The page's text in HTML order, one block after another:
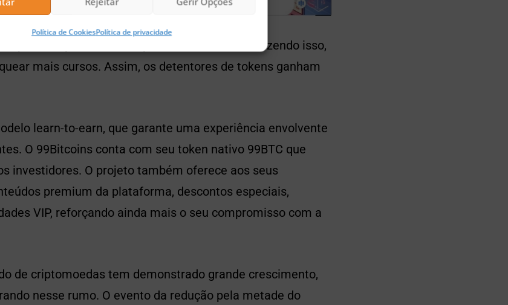
Política de CookiesPolítica de privacidade
podem aprender e completar os exercícios. Fazendo isso,
mais cursos. Assim, os detentores de tokens ganham
learn-to-earn, que garante uma experiência envolvente
O 99Bitcoins conta com seu token nativo 99BTC que
investidores. O projeto também oferece aos seus
premium da plataforma, descontos especiais,
VIP, reforçando ainda mais o seu compromisso com a
de criptomoedas tem demonstrado grande crescimento,
nesse rumo. O evento da redução pela metade do